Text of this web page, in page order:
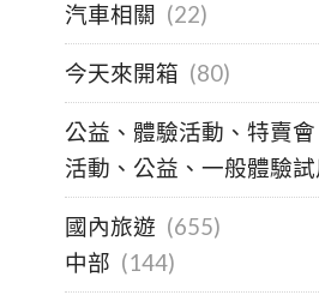
汽車相關 (22)
今天來開箱 (80)
公益、體驗活動、特賣會
活動、公益、一般體驗試
國內旅遊 (655)
中部 (144)